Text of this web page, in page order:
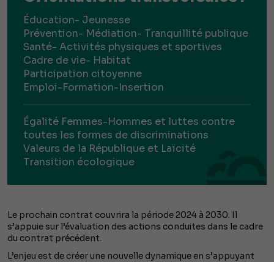
Éducation- Jeunesse
Prévention- Médiation- Tranquillité publique
Santé- Activités physiques et sportives
Cadre de vie- Habitat
Participation citoyenne
Emploi-Formation-Insertion
Égalité Femmes-Hommes et luttes contre
toutes les formes de discriminations
Valeurs de la République et Laïcité
Transition écologique
Le prochain contrat couvrira la période 2024 à 2030. Il
s’appuie sur l’évaluation des actions conduites dans le cadre
du contrat précédent.
L’enjeu est de créer une nouvelle dynamique en s’appuyant